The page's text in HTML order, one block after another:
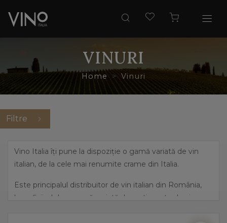
VINURI
Home Vinuri
Filtre
Vino Italia îți pune la dispoziție o gamă variată de vin
italian, de la cele mai renumite crame din Italia.
Este principalul distribuitor de vin italian din România,
beneficiind de o gamă variată de sortimente de vin,